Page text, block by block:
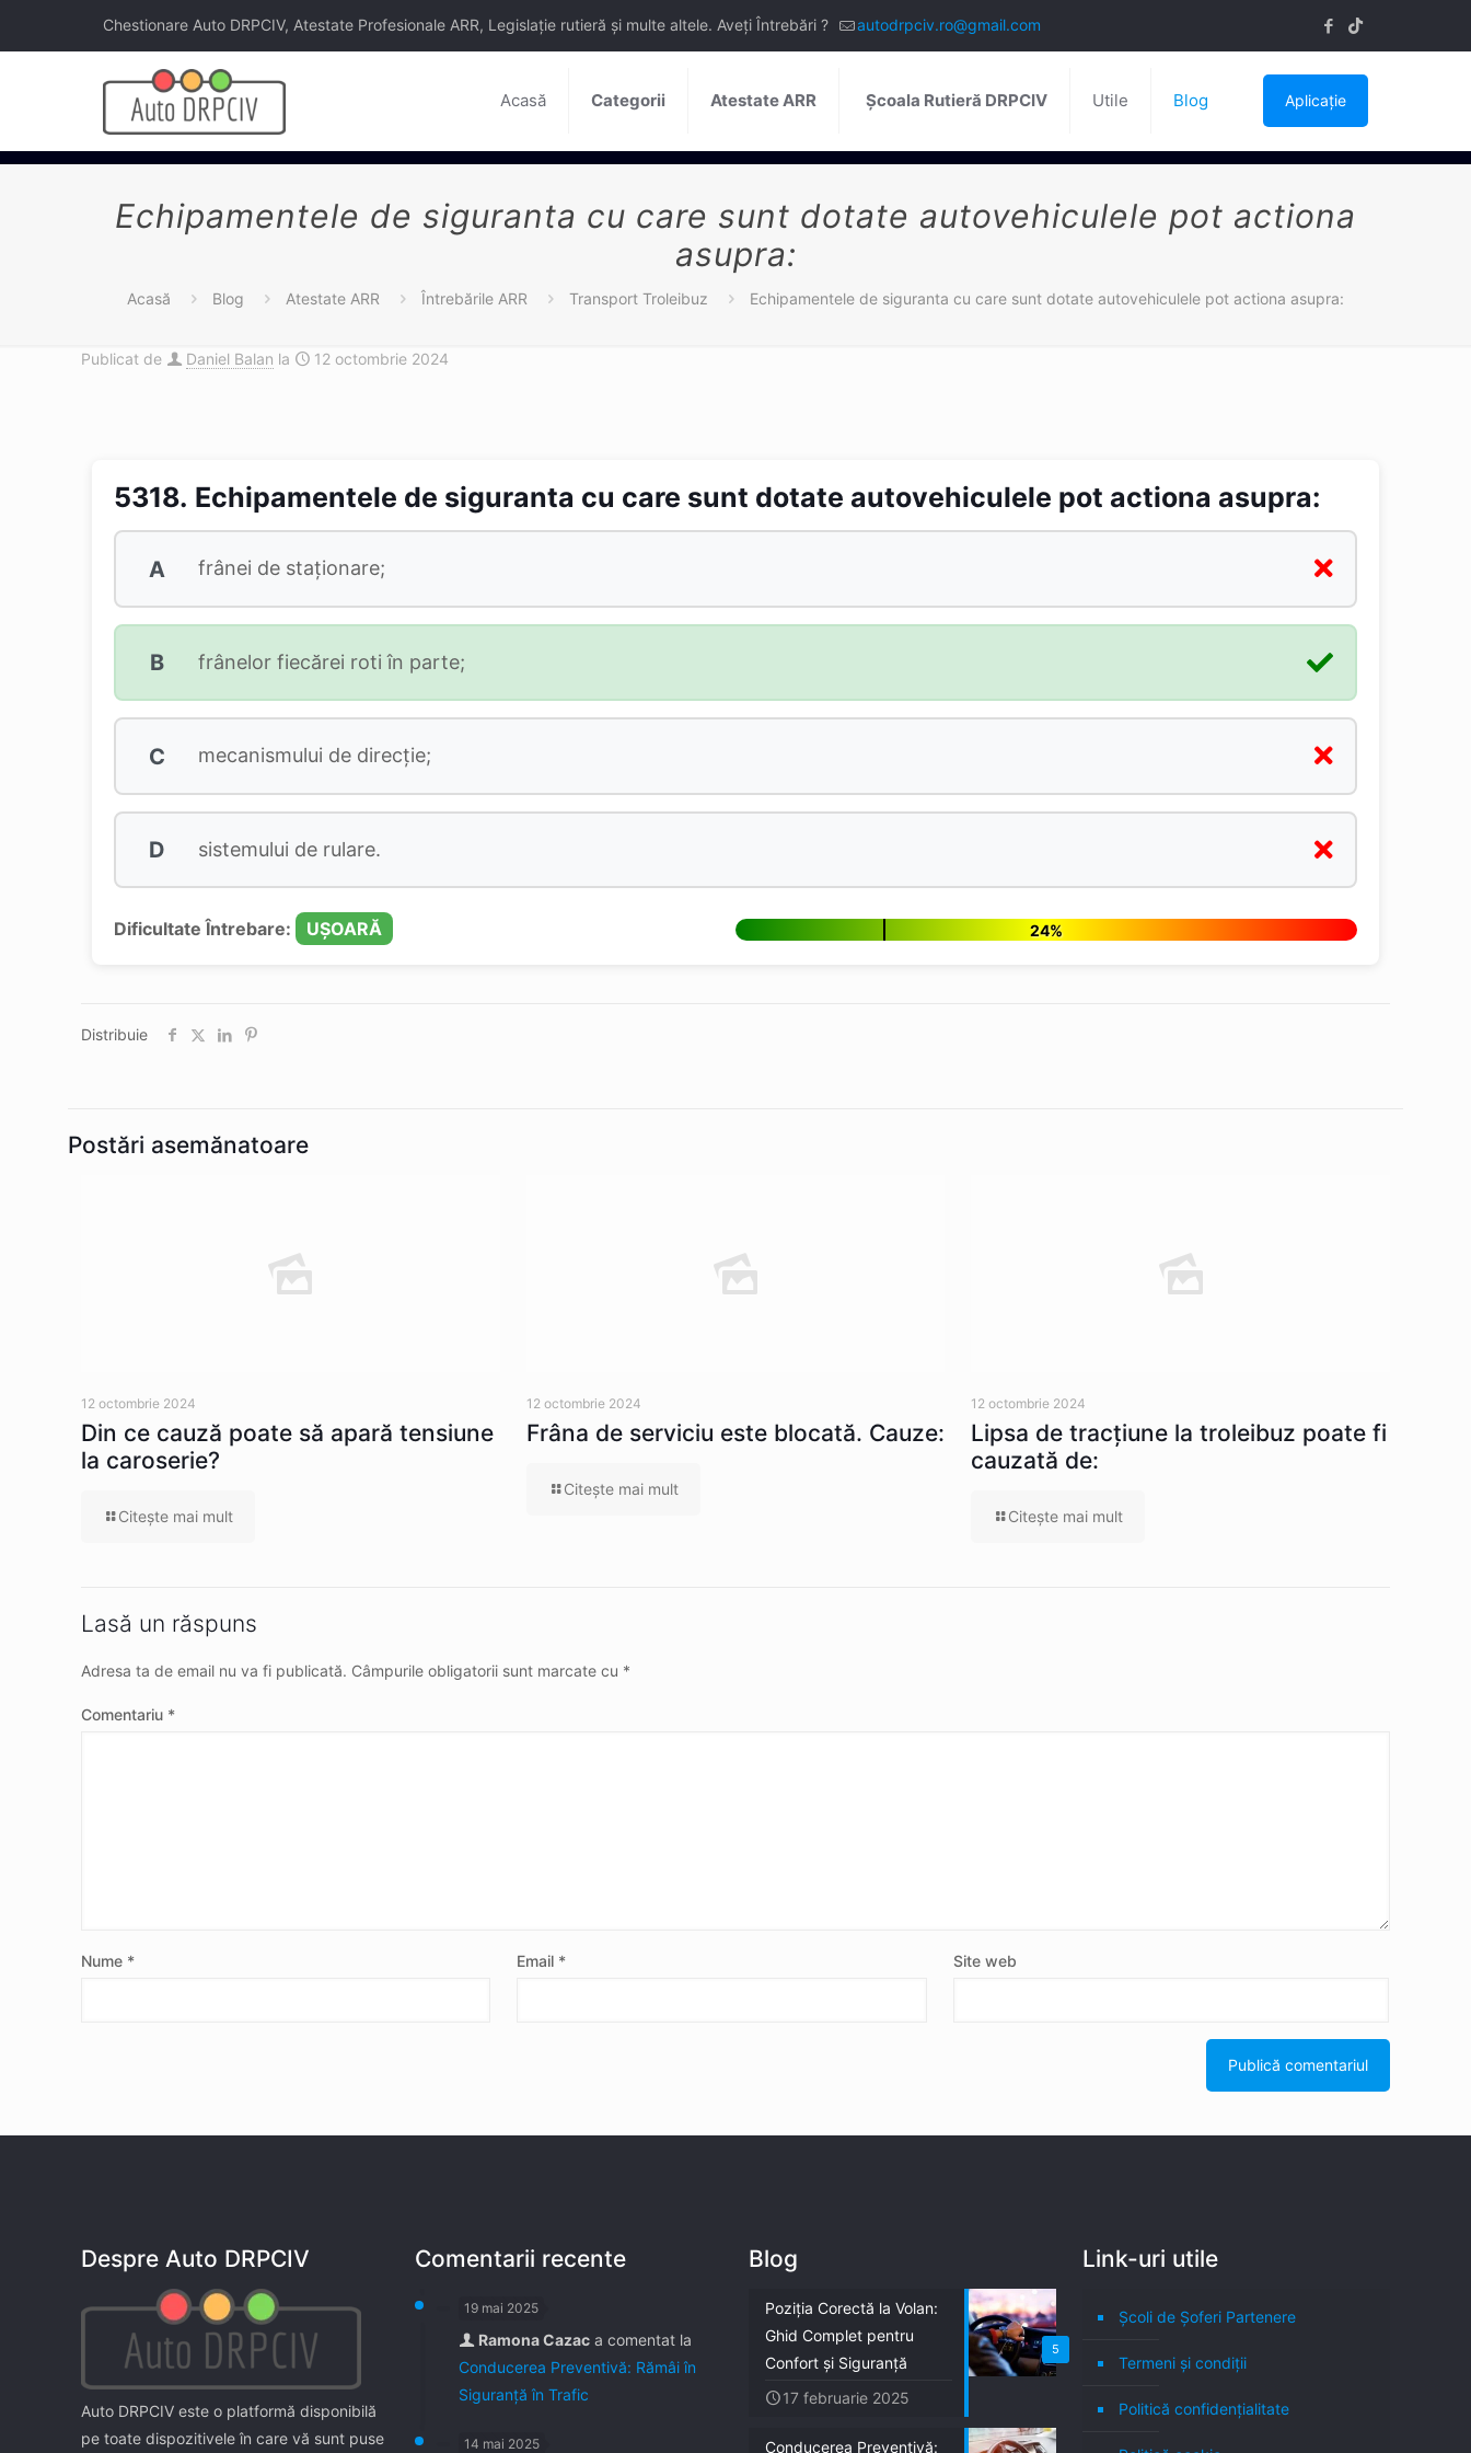
Chestionare Auto DRPCIV, Atestate Profesionale ARR, Legislație rutieră și multe altele. Aveți Întrebări ? autodrpciv.ro@gmail.com
Acasă Categorii Atestate ARR Școala Rutieră DRPCIV Utile Blog Aplicație
Echipamentele de siguranta cu care sunt dotate autovehiculele pot actiona
asupra:
Acasă Blog Atestate ARR Întrebările ARR Transport Troleibuz Echipamentele de siguranta cu care sunt dotate autovehiculele pot actiona asupra:
Publicat de Daniel Balan la 12 octombrie 2024
5318. Echipamentele de siguranta cu care sunt dotate autovehiculele pot actiona asupra:
A frânei de staționare;
B frânelor fiecărei roti în parte;
C mecanismului de direcție;
D sistemului de rulare.
Dificultate Întrebare: UȘOARĂ 24%
Distribuie
Postări asemănatoare
12 octombrie 2024
Din ce cauză poate să apară tensiune
la caroserie?
Citeşte mai mult
12 octombrie 2024
Frâna de serviciu este blocată. Cauze:
Citeşte mai mult
12 octombrie 2024
Lipsa de tracţiune la troleibuz poate fi
cauzată de:
Citeşte mai mult
Lasă un răspuns
Adresa ta de email nu va fi publicată. Câmpurile obligatorii sunt marcate cu *
Comentariu *
Nume * Email * Site web
Despre Auto DRPCIV
Auto DRPCIV este o platformă disponibilă
pe toate dispozitivele în care vă sunt puse
Comentarii recente
19 mai 2025
Ramona Cazac a comentat la
Conducerea Preventivă: Rămâi în
Siguranță în Trafic
14 mai 2025
Blog
5
Poziția Corectă la Volan:
Ghid Complet pentru
Confort și Siguranță
17 februarie 2025
Conducerea Preventivă:
Link-uri utile
Școli de Șoferi Partenere
Termeni şi condiţii
Politică confidenţialitate